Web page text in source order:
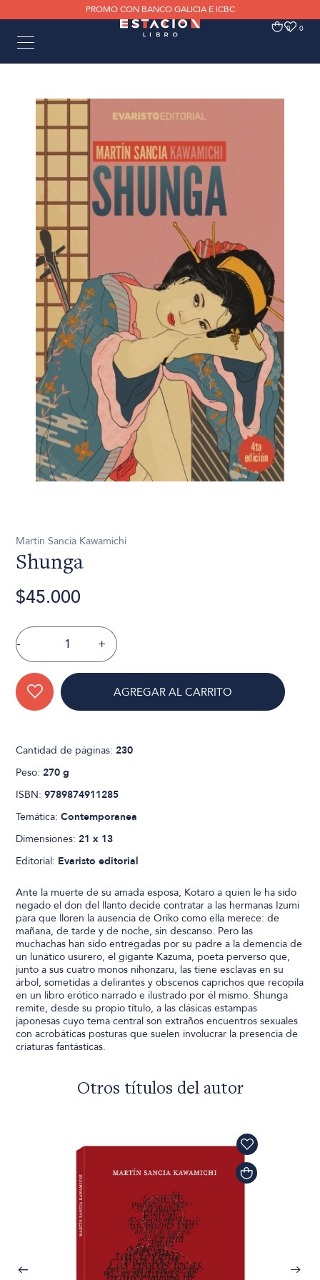
PROMO CON BANCO GALICIA E ICBC
0 0
Martin Sancia Kawamichi
Shunga
$45.000
- +
AGREGAR AL CARRITO
Cantidad de páginas:230
Peso:270 g
ISBN:9789874911285
Temática:Contemporanea
Dimensiones:21 x 13
Editorial: Evaristo editorial
Ante la muerte de su amada esposa, Kotaro a quien le ha sido
negado el don del llanto decide contratar a las hermanas Izumi
para que lloren la ausencia de Oriko como ella merece: de
mañana, de tarde y de noche, sin descanso. Pero las
muchachas han sido entregadas por su padre a la demencia de
un lunático usurero, el gigante Kazuma, poeta perverso que,
junto a sus cuatro monos nihonzaru, las tiene esclavas en su
árbol, sometidas a delirantes y obscenos caprichos que recopila
en un libro erótico narrado e ilustrado por él mismo. Shunga
remite, desde su propio título, a las clásicas estampas
japonesas cuyo tema central son extraños encuentros sexuales
con acrobáticas posturas que suelen involucrar la presencia de
criaturas fantásticas.
Otros títulos del autor